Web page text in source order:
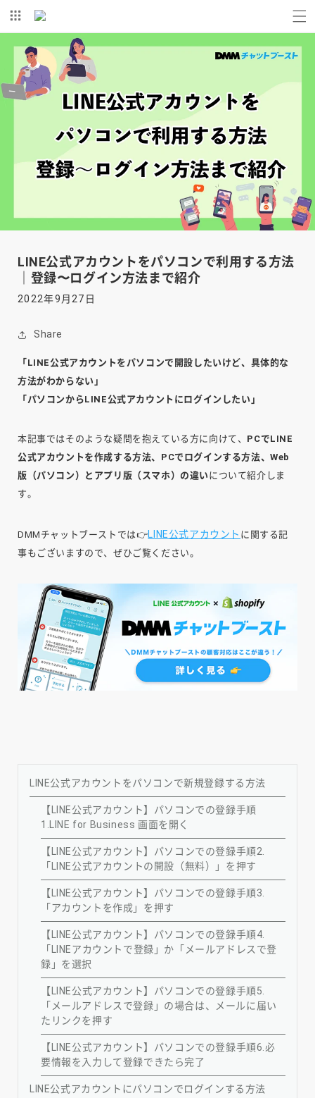
コンテ
ンツに
進む
LINE公式アカウントをパソコンで利用する方法
｜登録〜ログイン方法まで紹介
2022年9月27日
Share
「LINE公式アカウントをパソコンで開設したいけど、具体的な
方法がわからない」
「パソコンからLINE公式アカウントにログインしたい」
本記事ではそのような疑問を抱えている方に向けて、 PCでLINE
公式アカウントを作成する方法、PCでログインする方法、Web
版（パソコン）とアプリ版（スマホ）の違い について紹介しま
す。
DMMチャットブーストでは👉LINE公式アカウント に関する記
事もございますので、ぜひご覧ください。
LINE公式アカウントをパソコンで新規登録する方法
【LINE公式アカウント】パソコンでの登録手順
1.LINE for Business 画面を開く
【LINE公式アカウント】パソコンでの登録手順2.
「LINE公式アカウントの開設（無料）」を押す
【LINE公式アカウント】パソコンでの登録手順3.
「アカウントを作成」を押す
【LINE公式アカウント】パソコンでの登録手順4.
「LINEアカウントで登録」か「メールアドレスで登
録」を選択
【LINE公式アカウント】パソコンでの登録手順5.
「メールアドレスで登録」の場合は、メールに届い
たリンクを押す
【LINE公式アカウント】パソコンでの登録手順6.必
要情報を入力して登録できたら完了
LINE公式アカウントにパソコンでログインする方法